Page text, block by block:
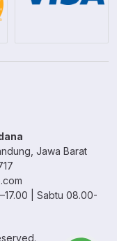
Jawa Barat
| Sabtu 08.00-